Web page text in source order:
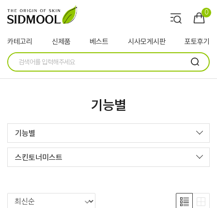
0
카테고리 신제품 베스트 시사모게시판 포토후기
기능별
기능별
스킨토너미스트